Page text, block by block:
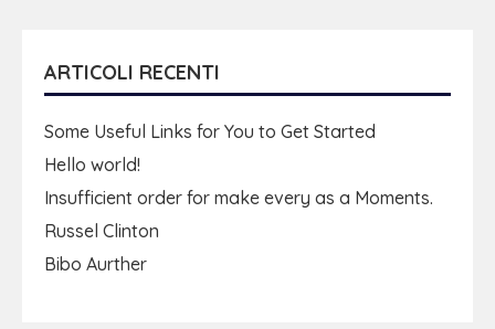
ARTICOLI RECENTI
Some Useful Links for You to Get Started
Hello world!
Insufficient order for make every as a Moments.
Russel Clinton
Bibo Aurther